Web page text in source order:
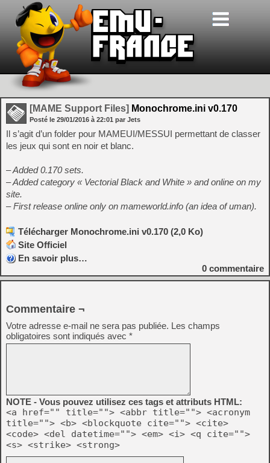
[MAME Support Files] Monochrome.ini v0.170
Posté le 29/01/2016 à 22:01 par Jets
Il s’agit d’un folder pour MAMEUI/MESSUI permettant de classer
les jeux qui sont en noir et blanc.
– Added 0.170 sets.
– Added category « Vectorial Black and White » and online on my
site.
– First release online only on mameworld.info (an idea of uman).
Télécharger Monochrome.ini v0.170 (2,0 Ko)
Site Officiel
En savoir plus…
0 commentaire
Commentaire ¬
Votre adresse e-mail ne sera pas publiée. Les champs
obligatoires sont indiqués avec *
NOTE - Vous pouvez utilisez ces tags et attributs HTML:
<a href="" title=""> <abbr title=""> <acronym
title=""> <b> <blockquote cite=""> <cite>
<code> <del datetime=""> <em> <i> <q cite="">
<s> <strike> <strong>